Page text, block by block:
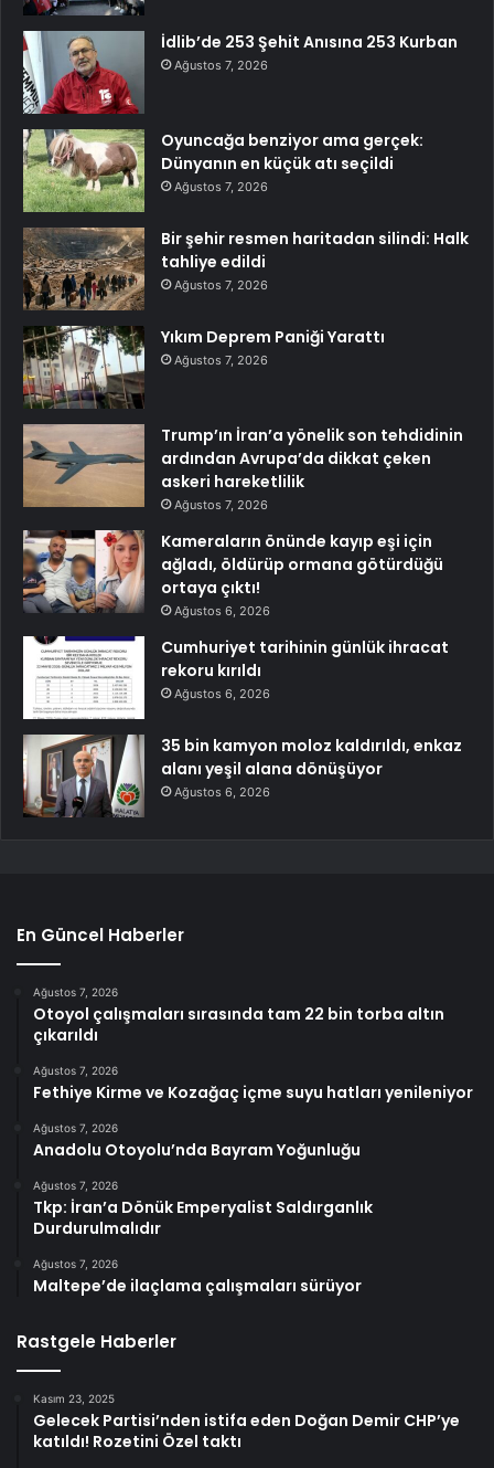
İdlib’de 253 Şehit Anısına 253 Kurban
Ağustos 7, 2026
Oyuncağa benziyor ama gerçek:
Dünyanın en küçük atı seçildi
Ağustos 7, 2026
Bir şehir resmen haritadan silindi: Halk
tahliye edildi
Ağustos 7, 2026
Yıkım Deprem Paniği Yarattı
Ağustos 7, 2026
Trump’ın İran’a yönelik son tehdidinin
ardından Avrupa’da dikkat çeken
askeri hareketlilik
Ağustos 7, 2026
Kameraların önünde kayıp eşi için
ağladı, öldürüp ormana götürdüğü
ortaya çıktı!
Ağustos 6, 2026
Cumhuriyet tarihinin günlük ihracat
rekoru kırıldı
Ağustos 6, 2026
35 bin kamyon moloz kaldırıldı, enkaz
alanı yeşil alana dönüşüyor
Ağustos 6, 2026
En Güncel Haberler
Ağustos 7, 2026
Otoyol çalışmaları sırasında tam 22 bin torba altın
çıkarıldı
Ağustos 7, 2026
Fethiye Kirme ve Kozağaç içme suyu hatları yenileniyor
Ağustos 7, 2026
Anadolu Otoyolu’nda Bayram Yoğunluğu
Ağustos 7, 2026
Tkp: İran’a Dönük Emperyalist Saldırganlık
Durdurulmalıdır
Ağustos 7, 2026
Maltepe’de ilaçlama çalışmaları sürüyor
Rastgele Haberler
Kasım 23, 2025
Gelecek Partisi’nden istifa eden Doğan Demir CHP’ye
katıldı! Rozetini Özel taktı